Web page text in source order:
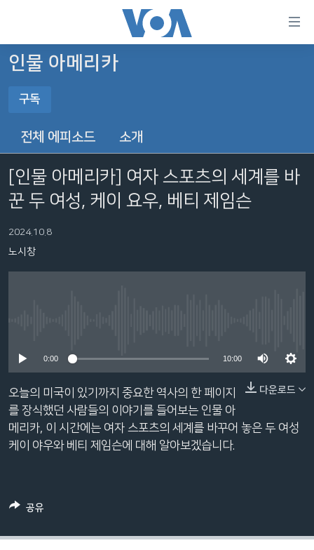
가
메
텐
로
이
동
션
으
로
이
로
한반도
세계
라디오
프로그램
주파수 안내
FOLLOW US
언어 선택
인물 아메리카
구독
구독
전체 에피소드 소개
[인물 아메리카] 여자 스포츠의 세계를 바
꾼 두 여성, 케이 요우, 베티 제임슨
2024.10.8
노시창
0:00 10:00
다운로드
오늘의 미국이 있기까지 중요한 역사의 한 페이지
를 장식했던 사람들의 이야기를 들어보는 인물 아
메리카, 이 시간에는 여자 스포츠의 세계를 바꾸어 놓은 두 여성
케이 야우와 베티 제임슨에 대해 알아보겠습니다.
공유